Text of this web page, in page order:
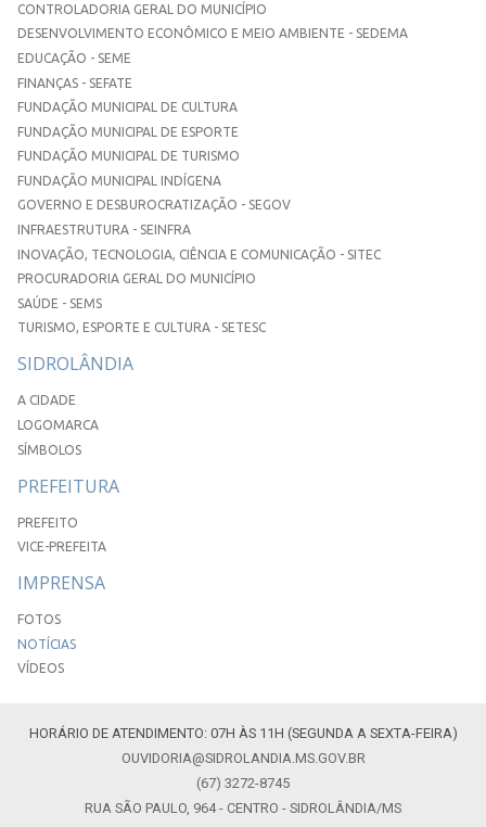
CONTROLADORIA GERAL DO MUNICÍPIO
DESENVOLVIMENTO ECONÔMICO E MEIO AMBIENTE - SEDEMA
EDUCAÇÃO - SEME
FINANÇAS - SEFATE
FUNDAÇÃO MUNICIPAL DE CULTURA
FUNDAÇÃO MUNICIPAL DE ESPORTE
FUNDAÇÃO MUNICIPAL DE TURISMO
FUNDAÇÃO MUNICIPAL INDÍGENA
GOVERNO E DESBUROCRATIZAÇÃO - SEGOV
INFRAESTRUTURA - SEINFRA
INOVAÇÃO, TECNOLOGIA, CIÊNCIA E COMUNICAÇÃO - SITEC
PROCURADORIA GERAL DO MUNICÍPIO
SAÚDE - SEMS
TURISMO, ESPORTE E CULTURA - SETESC
SIDROLÂNDIA
A CIDADE
LOGOMARCA
SÍMBOLOS
PREFEITURA
PREFEITO
VICE-PREFEITA
IMPRENSA
FOTOS
NOTÍCIAS
VÍDEOS
HORÁRIO DE ATENDIMENTO: 07H ÀS 11H (SEGUNDA A SEXTA-FEIRA)
OUVIDORIA@SIDROLANDIA.MS.GOV.BR
(67) 3272-8745
RUA SÃO PAULO, 964 - CENTRO - SIDROLÂNDIA/MS